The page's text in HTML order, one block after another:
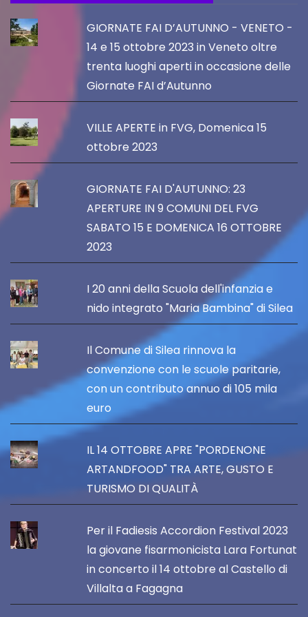
GIORNATE FAI D’AUTUNNO - VENETO -
14 e 15 ottobre 2023 in Veneto oltre
trenta luoghi aperti in occasione delle
Giornate FAI d’Autunno
VILLE APERTE in FVG, Domenica 15
ottobre 2023
GIORNATE FAI D'AUTUNNO: 23
APERTURE IN 9 COMUNI DEL FVG
SABATO 15 E DOMENICA 16 OTTOBRE
2023
I 20 anni della Scuola dell'infanzia e
nido integrato "Maria Bambina" di Silea
Il Comune di Silea rinnova la
convenzione con le scuole paritarie,
con un contributo annuo di 105 mila
euro
IL 14 OTTOBRE APRE "PORDENONE
ARTANDFOOD" TRA ARTE, GUSTO E
TURISMO DI QUALITÀ
Per il Fadiesis Accordion Festival 2023
la giovane fisarmonicista Lara Fortunat
in concerto il 14 ottobre al Castello di
Villalta a Fagagna